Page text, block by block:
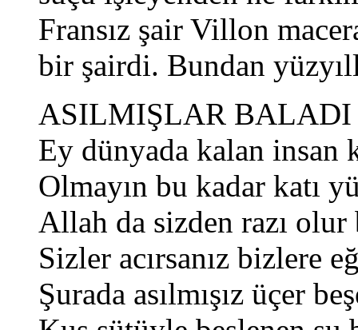
Fransız şair Villon
bir şairdi. Bundan
ASILMIŞLAR BALADI
Ey dünyada kalan insan
Olmayın bu kadar katı
Allah da sizden razı
Sizler acırsanız bizlere
Şurada asılmışız üçer